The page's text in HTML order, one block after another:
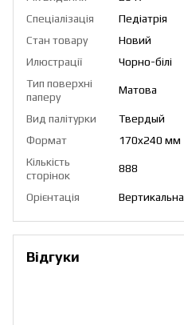
Спеціалізація
Педіатрія
Стан товару
Новий
Илюстрації
Чорно-білі
Тип поверхні
паперу
Матова
Вид палітурки
Твердый
Формат
170x240 мм
Кількість
сторінок
888
Орієнтація Вертикальна
Відгуки